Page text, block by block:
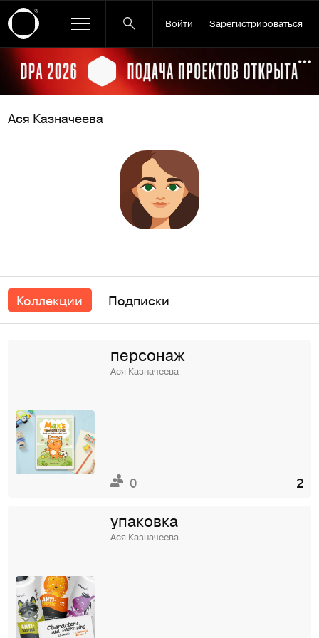
Войти Зарегистрироваться
Ссылка баннера
Ася Казначеева
Коллекции Подписки
персонаж
Ася Казначеева
0 2
упаковка
Ася Казначеева